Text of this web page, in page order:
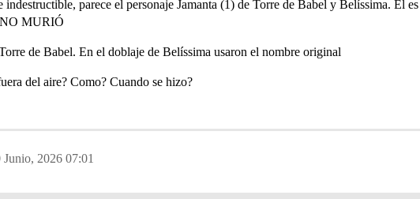
indestructible, parece el personaje Jamanta (1) de Torre de Babel y Belíssima. Él
MURIÓ
de Babel. En el doblaje de Belíssima usaron el nombre original
del aire? Como? Cuando se hizo?
Junio, 2026 07:01